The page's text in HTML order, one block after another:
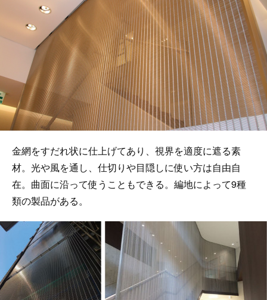
金網をすだれ状に仕上げてあり、視界を適度に遮る素
材。光や風を通し、仕切りや目隠しに使い方は自由自
在。曲面に沿って使うこともできる。編地によって9種
類の製品がある。